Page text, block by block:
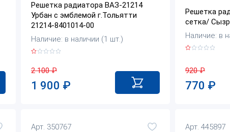
Решетка радиатора ВАЗ-21214
Урбан с эмблемой г.Тольятти
21214-8401014-00
Наличие: в наличии (1 шт.)
2 100₽
1 900 ₽
Решетка
сетка/
Наличие: в
920₽
770 ₽
Арт. 350767 Арт. 445897